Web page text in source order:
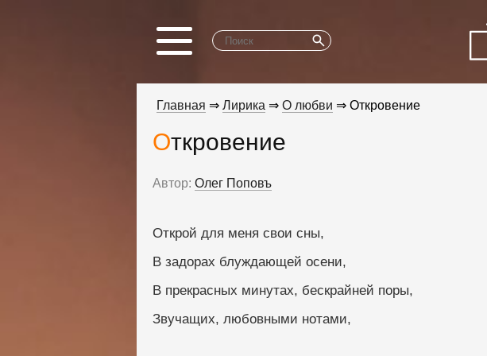
Главная ⇒ Лирика ⇒ О любви ⇒ Откровение
Откровение
Автор: Олег Поповъ
Открой для меня свои сны,
В задорах блуждающей осени,
В прекрасных минутах, бескрайней поры,
Звучащих, любовными нотами,